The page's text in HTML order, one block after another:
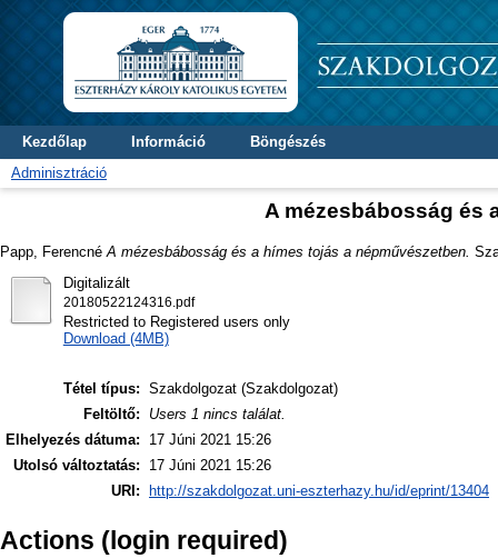
Kezdőlap Információ
Böngészés
Adminisztráció
A mézesbábosság és
Papp, Ferencné A mézesbábosság és a hímes tojás a népművészetben.
Digitalizált
20180522124316.pdf
Restricted to Registered users only
Download (4MB)
Tétel típus: Szakdolgozat (Szakdolgozat)
Feltöltő:
Users 1 nincs találat.
Elhelyezés dátuma:
17 Júni 2021 15:26
Utolsó változtatás:
17 Júni 2021 15:26
URI:
http://szakdolgozat.uni-eszterhazy.hu/id/eprint/13404
Actions (login required)